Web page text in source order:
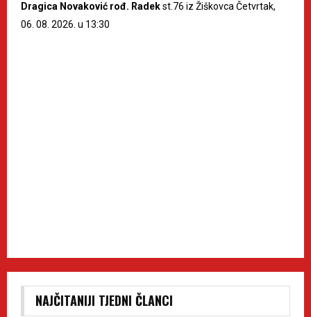
Dragica Novaković rođ. Radekst.76 iz Žiškovca Četvrtak,
06. 08. 2026. u 13:30
NAJČITANIJI TJEDNI ČLANCI